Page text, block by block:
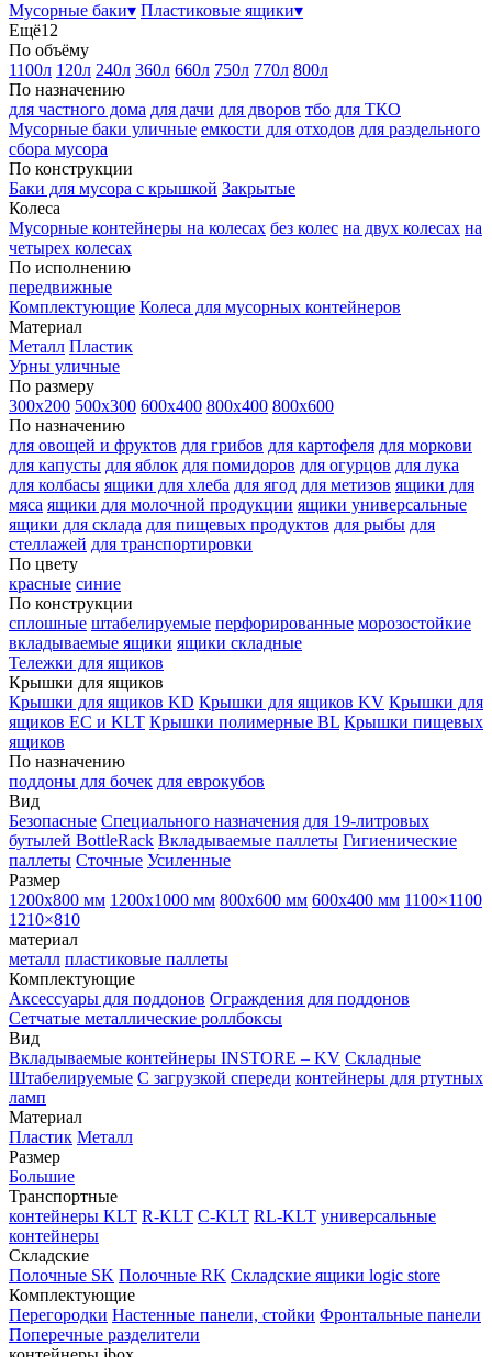
Мусорные баки▾ Пластиковые ящики▾
Ещё12
По объёму
1100л 120л 240л 360л 660л 750л 770л 800л
По назначению
для частного дома для дачи для дворов тбо для ТКО
Мусорные баки уличные емкости для отходов для раздельного
сбора мусора
По конструкции
Баки для мусора с крышкой Закрытые
Колеса
Мусорные контейнеры на колесах без колес на двух колесах на
четырех колесах
По исполнению
передвижные
Комплектующие Колеса для мусорных контейнеров
Материал
Металл Пластик
Урны уличные
По размеру
300х200 500х300 600х400 800х400 800х600
По назначению
для овощей и фруктов для грибов для картофеля для моркови
для капусты для яблок для помидоров для огурцов для лука
для колбасы ящики для хлеба для ягод для метизов ящики для
мяса ящики для молочной продукции ящики универсальные
ящики для склада для пищевых продуктов для рыбы для
стеллажей для транспортировки
По цвету
красные синие
По конструкции
сплошные штабелируемые перфорированные морозостойкие
вкладываемые ящики ящики складные
Тележки для ящиков
Крышки для ящиков
Крышки для ящиков KD Крышки для ящиков KV Крышки для
ящиков EC и KLT Крышки полимерные BL Крышки пищевых
ящиков
По назначению
поддоны для бочек для еврокубов
Вид
Безопасные Специального назначения для 19-литровых
бутылей BottleRack Вкладываемые паллеты Гигиенические
паллеты Сточные Усиленные
Размер
1200х800 мм 1200х1000 мм 800х600 мм 600х400 мм 1100×1100
1210×810
материал
металл пластиковые паллеты
Комплектующие
Аксессуары для поддонов Ограждения для поддонов
Сетчатые металлические роллбоксы
Вид
Вкладываемые контейнеры INSTORE – KV Складные
Штабелируемые С загрузкой спереди контейнеры для ртутных
ламп
Материал
Пластик Металл
Размер
Большие
Транспортные
контейнеры KLT R-KLT C-KLT RL-KLT универсальные
контейнеры
Складские
Полочные SK Полочные RK Складские ящики logic store
Комплектующие
Перегородки Настенные панели, стойки Фронтальные панели
Поперечные разделители